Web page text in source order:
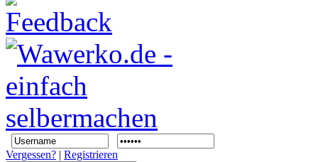
Vergessen? | Registrieren